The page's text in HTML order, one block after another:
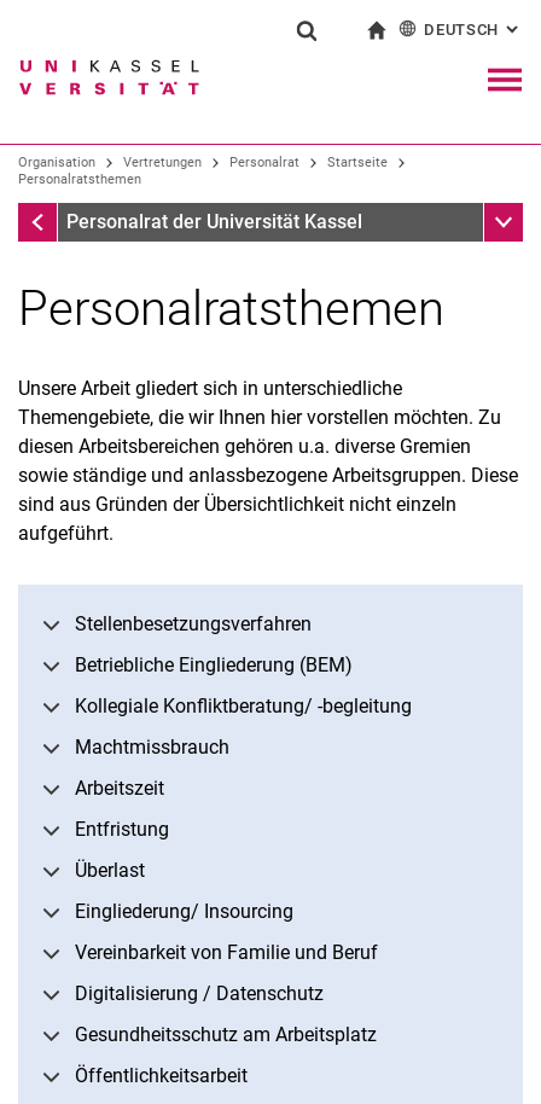
Springe direkt zu: Inhalt
Springe direkt zu: Suche
Springe direkt zu:
Suchbegriff
Suchmaschine
Suchen (öffnet externen Link in einem
DEUTSCH :
Organisation Vertretungen Personalrat
Startseite
Personalratsthemen
StartseitePersonalrat der Universität Kassel
Personalratsthemen
Dienstvereinbarungen und Regelungsabreden [intern]
Kontaktformular
Personalratsthemen
Unsere Arbeit gliedert sich in unterschiedliche
Themengebiete, die wir Ihnen hier vorstellen möchten. Zu
diesen Arbeitsbereichen gehören u.a. diverse Gremien
sowie ständige und anlassbezogene Arbeitsgruppen. Diese
sind aus Gründen der Übersichtlichkeit nicht einzeln
aufgeführt.
Stellenbesetzungsverfahren
Betriebliche Eingliederung (BEM)
Kollegiale Konfliktberatung/ -begleitung
Machtmissbrauch
Arbeitszeit
Entfristung
Überlast
Eingliederung/ Insourcing
Vereinbarkeit von Familie und Beruf
Digitalisierung / Datenschutz
Gesundheitsschutz am Arbeitsplatz
Öffentlichkeitsarbeit